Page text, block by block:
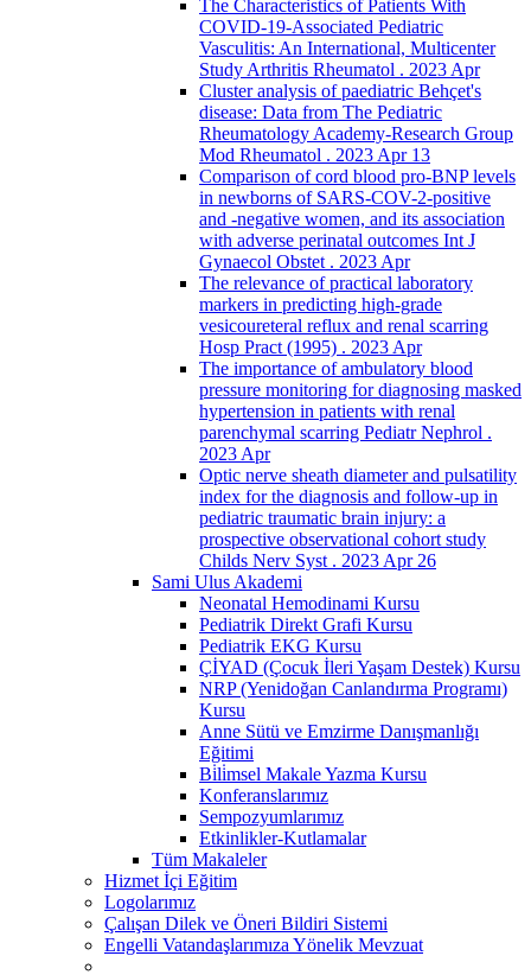
The Characteristics of Patients With
COVID-19-Associated Pediatric
Vasculitis: An International, Multicenter
Study Arthritis Rheumatol . 2023 Apr
Cluster analysis of paediatric Behçet's
disease: Data from The Pediatric
Rheumatology Academy-Research Group
Mod Rheumatol . 2023 Apr 13
Comparison of cord blood pro-BNP levels
in newborns of SARS-COV-2-positive
and -negative women, and its association
with adverse perinatal outcomes Int J
Gynaecol Obstet . 2023 Apr
The relevance of practical laboratory
markers in predicting high-grade
vesicoureteral reflux and renal scarring
Hosp Pract (1995) . 2023 Apr
The importance of ambulatory blood
pressure monitoring for diagnosing masked
hypertension in patients with renal
parenchymal scarring Pediatr Nephrol .
2023 Apr
Optic nerve sheath diameter and pulsatility
index for the diagnosis and follow-up in
pediatric traumatic brain injury: a
prospective observational cohort study
Childs Nerv Syst . 2023 Apr 26
Sami Ulus Akademi
Neonatal Hemodinami Kursu
Pediatrik Direkt Grafi Kursu
Pediatrik EKG Kursu
ÇİYAD (Çocuk İleri Yaşam Destek) Kursu
NRP (Yenidoğan Canlandırma Programı)
Kursu
Anne Sütü ve Emzirme Danışmanlığı
Eğitimi
Bi̇li̇msel Makale Yazma Kursu
Konferanslarımız
Sempozyumlarımız
Etkinlikler-Kutlamalar
Tüm Makaleler
Hizmet İçi Eğitim
Logolarımız
Çalışan Dilek ve Öneri Bildiri Sistemi
Engelli Vatandaşlarımıza Yönelik Mevzuat